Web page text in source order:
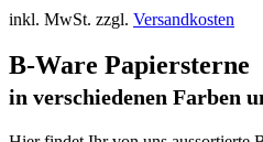
inkl. MwSt. zzgl. Versandkosten
B-Ware Papiersterne
in verschiedenen Farben